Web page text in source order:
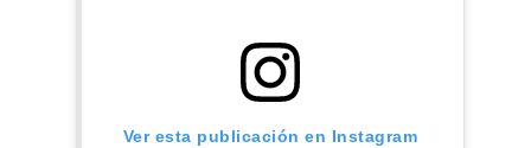
Ver esta publicación en Instagram